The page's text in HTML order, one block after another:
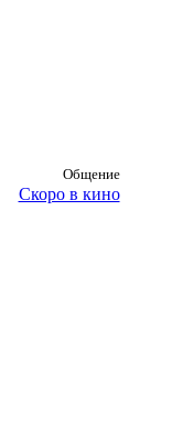
Общение
Скоро в кино